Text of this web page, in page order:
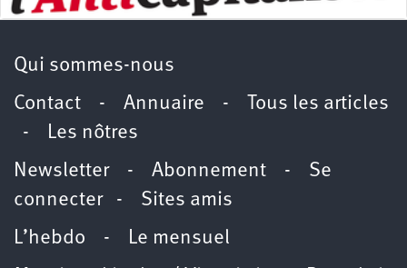
Qui sommes-nous
Contact - Annuaire -
Tous les articles
- Les nôtres
Newsletter- Abonnement - Se
connecter- Sites amis
L’hebdo - Le mensuel